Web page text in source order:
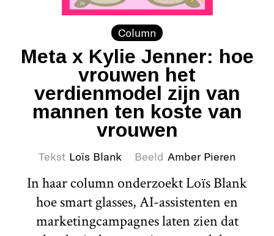
Column
Meta x Kylie Jenner: hoe
vrouwen het
verdienmodel zijn van
mannen ten koste van
vrouwen
Tekst Loïs Blank Beeld Amber Pieren
In haar column onderzoekt Loïs Blank
hoe smart glasses, AI-assistenten en
marketingcampagnes laten zien dat